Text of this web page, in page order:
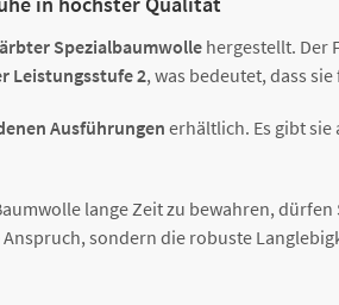
Spezialbaumwolle hergestellt. Der
Leistungsstufe 2, was bedeutet, dass
Ausführungenerhältlich. Es gibt
lange Zeit zu bewahren, dürfen
sondern die robuste